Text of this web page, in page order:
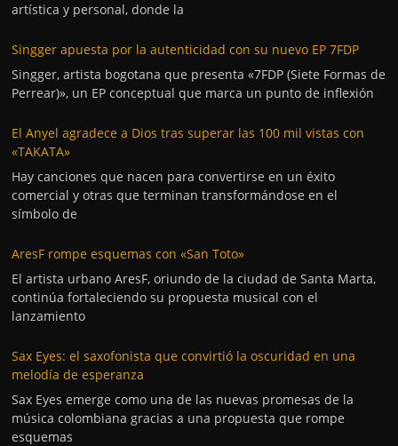
artística y personal, donde la
Singger apuesta por la autenticidad con su nuevo EP 7FDP
Singger, artista bogotana que presenta «7FDP (Siete Formas de
Perrear)», un EP conceptual que marca un punto de inflexión
El Anyel agradece a Dios tras superar las 100 mil vistas con
«TAKATA»
Hay canciones que nacen para convertirse en un éxito
comercial y otras que terminan transformándose en el
símbolo de
AresF rompe esquemas con «San Toto»
El artista urbano AresF, oriundo de la ciudad de Santa Marta,
continúa fortaleciendo su propuesta musical con el
lanzamiento
Sax Eyes: el saxofonista que convirtió la oscuridad en una
melodía de esperanza
Sax Eyes emerge como una de las nuevas promesas de la
música colombiana gracias a una propuesta que rompe
esquemas